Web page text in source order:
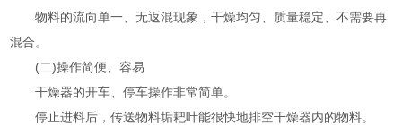
物料的流向单一、无返混现象，干燥均匀、质量稳定、不需要再
混合。
(二)操作简便、容易
干燥器的开车、停车操作非常简单。
停止进料后，传送物料垢耙叶能很快地排空干燥器内的物料。